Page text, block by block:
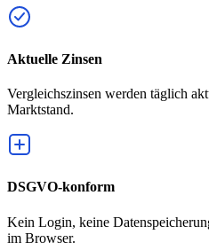
Aktuelle Zinsen
Vergleichszinsen werden täglich
Marktstand.
DSGVO-konform
Kein Login, keine
im Browser.